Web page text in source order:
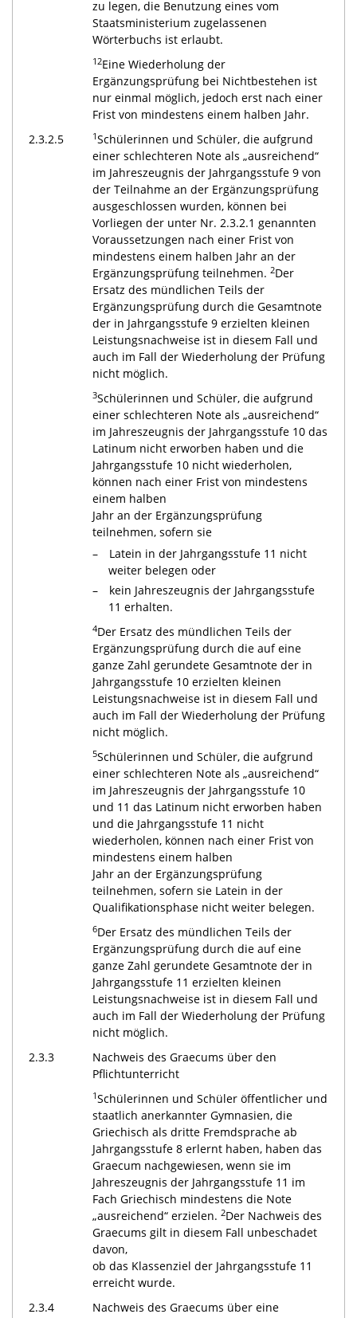
zu legen, die Benutzung eines vom
Staatsministerium zugelassenen
Wörterbuchs ist erlaubt.
12Eine Wiederholung der
Ergänzungsprüfung bei Nichtbestehen ist
nur einmal möglich, jedoch erst nach einer
Frist von mindestens einem halben Jahr.
2.3.2.5
1Schülerinnen und Schüler, die aufgrund
einer schlechteren Note als „ausreichend“
im Jahreszeugnis der Jahrgangsstufe 9 von
der Teilnahme an der Ergänzungsprüfung
ausgeschlossen wurden, können bei
Vorliegen der unter Nr. 2.3.2.1 genannten
Voraussetzungen nach einer Frist von
mindestens einem halben Jahr an der
Ergänzungsprüfung teilnehmen. 2Der
Ersatz des mündlichen Teils der
Ergänzungsprüfung durch die Gesamtnote
der in Jahrgangsstufe 9 erzielten kleinen
Leistungsnachweise ist in diesem Fall und
auch im Fall der Wiederholung der Prüfung
nicht möglich.
3Schülerinnen und Schüler, die aufgrund
einer schlechteren Note als „ausreichend“
im Jahreszeugnis der Jahrgangsstufe 10 das
Latinum nicht erworben haben und die
Jahrgangsstufe 10 nicht wiederholen,
können nach einer Frist von mindestens
einem halben
Jahr an der Ergänzungsprüfung
teilnehmen, sofern sie
Latein in der Jahrgangsstufe 11 nicht
weiter belegen oder
kein Jahreszeugnis der Jahrgangsstufe
11 erhalten.
4Der Ersatz des mündlichen Teils der
Ergänzungsprüfung durch die auf eine
ganze Zahl gerundete Gesamtnote der in
Jahrgangsstufe 10 erzielten kleinen
Leistungsnachweise ist in diesem Fall und
auch im Fall der Wiederholung der Prüfung
nicht möglich.
5Schülerinnen und Schüler, die aufgrund
einer schlechteren Note als „ausreichend“
im Jahreszeugnis der Jahrgangsstufe 10
und 11 das Latinum nicht erworben haben
und die Jahrgangsstufe 11 nicht
wiederholen, können nach einer Frist von
mindestens einem halben
Jahr an der Ergänzungsprüfung
teilnehmen, sofern sie Latein in der
Qualifikationsphase nicht weiter belegen.
6Der Ersatz des mündlichen Teils der
Ergänzungsprüfung durch die auf eine
ganze Zahl gerundete Gesamtnote der in
Jahrgangsstufe 11 erzielten kleinen
Leistungsnachweise ist in diesem Fall und
auch im Fall der Wiederholung der Prüfung
nicht möglich.
2.3.3
Nachweis des Graecums über den
Pflichtunterricht
1Schülerinnen und Schüler öffentlicher und
staatlich anerkannter Gymnasien, die
Griechisch als dritte Fremdsprache ab
Jahrgangsstufe 8 erlernt haben, haben das
Graecum nachgewiesen, wenn sie im
Jahreszeugnis der Jahrgangsstufe 11 im
Fach Griechisch mindestens die Note
„ausreichend“ erzielen. 2Der Nachweis des
Graecums gilt in diesem Fall unbeschadet
davon,
ob das Klassenziel der Jahrgangsstufe 11
erreicht wurde.
2.3.4
Nachweis des Graecums über eine